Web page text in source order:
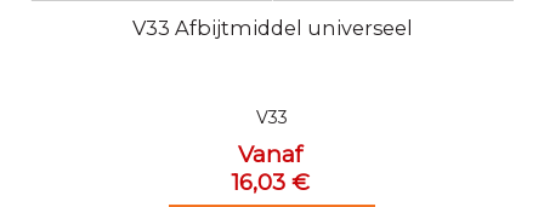
V33 Afbijtmiddel universeel
V33
Vanaf
16,03 €